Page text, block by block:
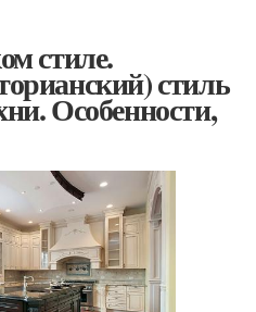
стиле.
стиль
Особенности,